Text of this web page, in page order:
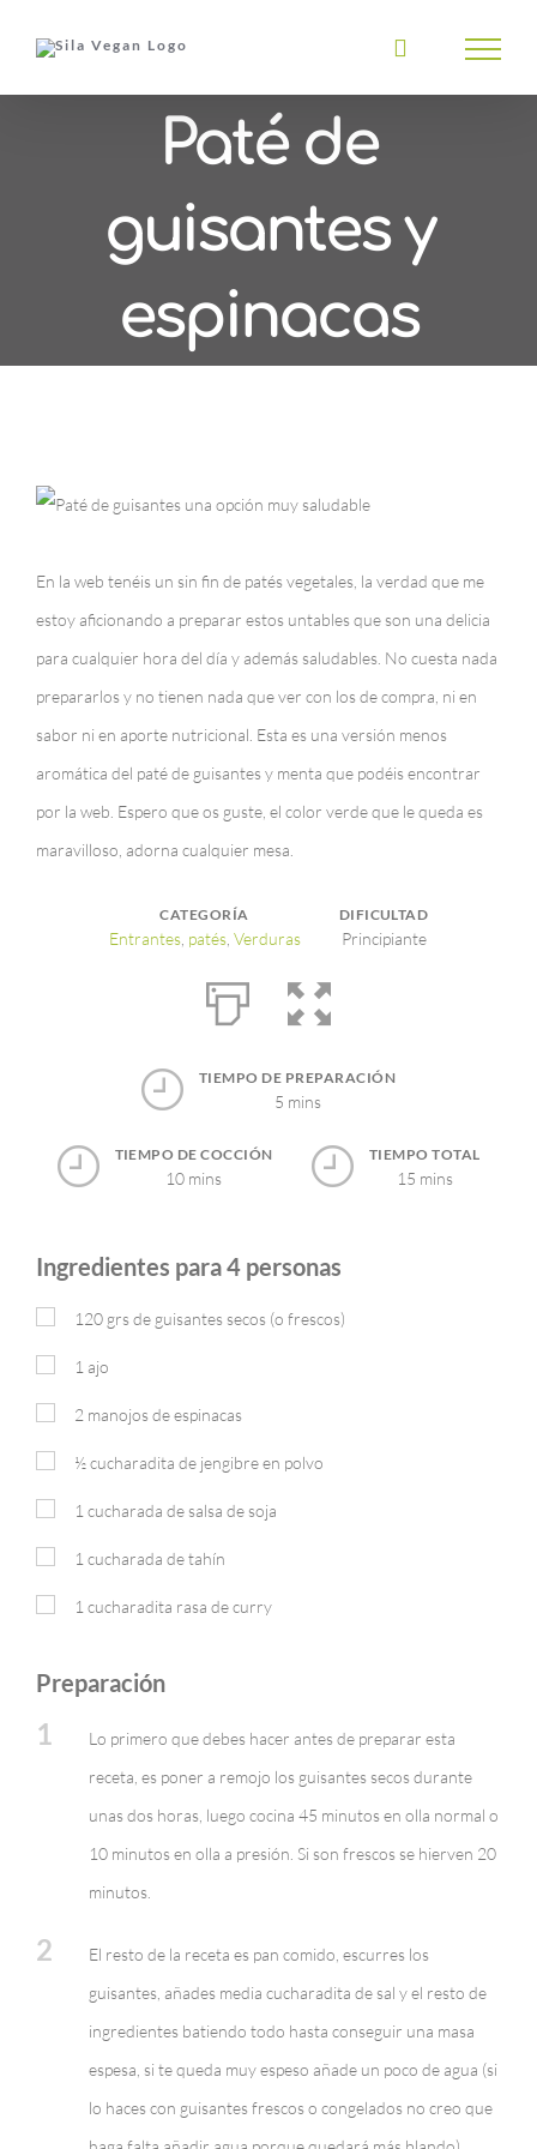
contenido
Paté de
guisantes y
espinacas
En la web tenéis un sin fin de patés vegetales, la verdad que me
estoy aficionando a preparar estos untables que son una delicia
para cualquier hora del día y además saludables. No cuesta nada
prepararlos y no tienen nada que ver con los de compra, ni en
sabor ni en aporte nutricional. Esta es una versión menos
aromática del paté de guisantes y menta que podéis encontrar
por la web. Espero que os guste, el color verde que le queda es
maravilloso, adorna cualquier mesa.
CATEGORÍA
Entrantes, patés, Verduras
DIFICULTAD
Principiante
TIEMPO DE PREPARACIÓN
5 mins
TIEMPO DE COCCIÓN
10 mins
TIEMPO TOTAL
15 mins
Ingredientes para 4 personas
120 grsde guisantes secos (o frescos)
1 ajo
2 manojos de espinacas
½cucharadita de jengibre en polvo
1 cucharada de salsa de soja
1 cucharada de tahín
1 cucharadita rasa de curry
Preparación
1
Lo primero que debes hacer antes de preparar esta
receta, es poner a remojo los guisantes secos durante
unas dos horas, luego cocina 45 minutos en olla normal o
10 minutos en olla a presión. Si son frescos se hierven 20
minutos.
2
El resto de la receta es pan comido, escurres los
guisantes, añades media cucharadita de sal y el resto de
ingredientes batiendo todo hasta conseguir una masa
espesa, si te queda muy espeso añade un poco de agua (si
lo haces con guisantes frescos o congelados no creo que